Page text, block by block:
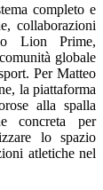
completo e
collaborazioni
Lion Prime,
globale
Per Matteo
la piattaforma
alla spalla
concreta per
lo spazio
atletiche nel